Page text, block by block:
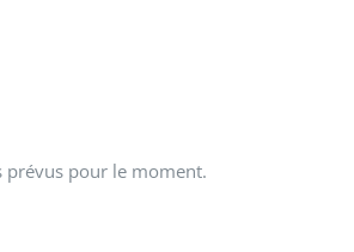
prévus pour le moment.